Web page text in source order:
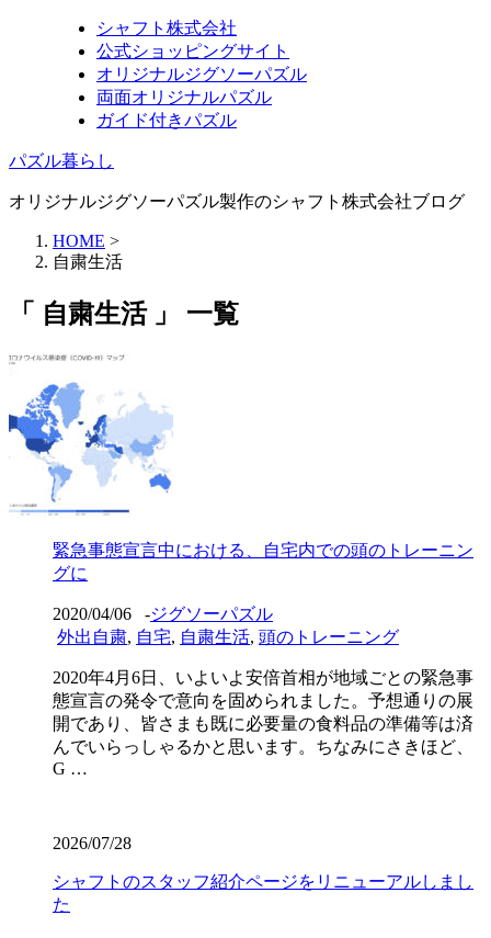
シャフト株式会社
公式ショッピングサイト
オリジナルジグソーパズル
両面オリジナルパズル
ガイド付きパズル
パズル暮らし
オリジナルジグソーパズル製作のシャフト株式会社ブログ
HOME >
自粛生活
「 自粛生活 」 一覧
緊急事態宣言中における、自宅内での頭のトレーニン
グに
2020/04/06 -ジグソーパズル
外出自粛, 自宅, 自粛生活, 頭のトレーニング
2020年4月6日、いよいよ安倍首相が地域ごとの緊急事
態宣言の発令で意向を固められました。予想通りの展
開であり、皆さまも既に必要量の食料品の準備等は済
んでいらっしゃるかと思います。ちなみにさきほど、
G …
2026/07/28
シャフトのスタッフ紹介ページをリニューアルしまし
た